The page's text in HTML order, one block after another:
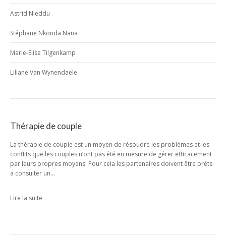
Astrid Nieddu
Stéphane Nkonda Nana
Marie-Elise Tilgenkamp
Liliane Van Wynendaele
Thérapie de couple
La thérapie de couple est un moyen de résoudre les problèmes et les
conflits que les couples n’ont pas été en mesure de gérer efficacement
par leurs propres moyens. Pour cela les partenaires doivent être prêts
a consulter un…
Lire la suite